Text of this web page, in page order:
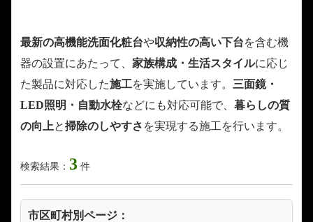
最新の高機能洗面化粧台や収納性の高い下台を含む機
器の設置にあたって、 家族構成・生活スタイルに応じ
た製品に対応した施工を実施しています。 三面鏡・
LED照明・自動水栓などにも対応可能で、 暮らしの質
の向上と掃除のしやすさ を実現する施工を行います。
検索結果： 3 件
市区町村別ページ：